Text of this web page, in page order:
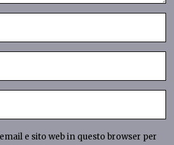
e sito web in questo browser per